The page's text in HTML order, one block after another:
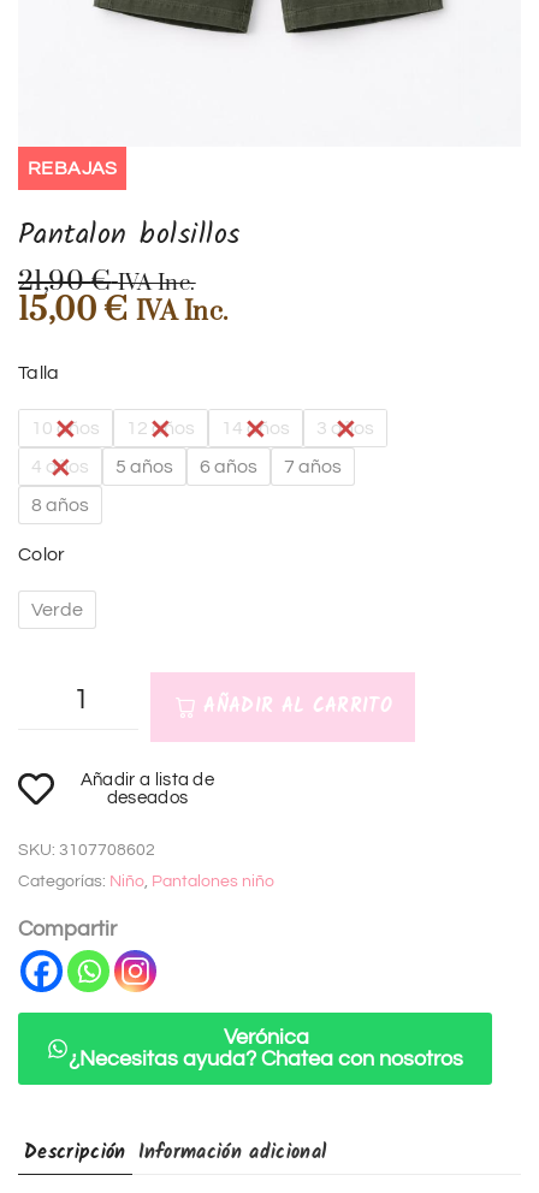
REBAJAS
Pantalon bolsillos
21,90€ IVA Inc.
15,00€ IVA Inc.
Talla
10 años 12 años 14 años
3 años
4 años
5 años 6 años
7 años
8 años
Color
Verde
AÑADIR AL CARRITO
l
e
r
n
a
Añadir a lista de
deseados
SKU: 3107708602
Categorías: Niño, Pantalones niño
Compartir
Verónica
¿Necesitas ayuda? Chatea con nosotros
Descripción Información adicional